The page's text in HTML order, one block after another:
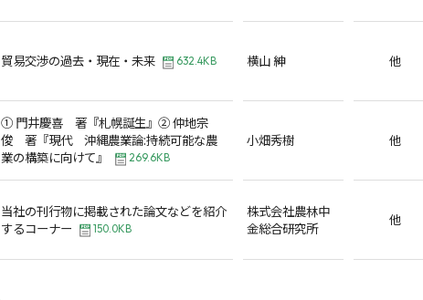
貿易交渉の過去・現在・未来 632.4KB 横山 紳 他
① 門井慶喜 著『札幌誕生』② 仲地宗
俊 著『現代 沖縄農業論:持続可能な農
業の構築に向けて』
269.6KB
小畑秀樹 他
当社の刊行物に掲載された論文などを紹介
するコーナー
150.0KB
株式会社農林中
金総合研究所
他